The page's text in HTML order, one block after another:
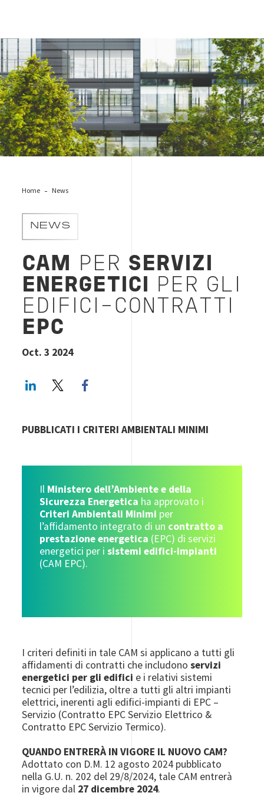
building-sustainability
Home News
NEWS
CAM PER SERVIZI
ENERGETICI
PER GLI
EDIFICI-CONTRATTI
EPC
Oct. 3 2024
LinkedInTwitter
PUBBLICATI I CRITERI AMBIENTALI MINIMI
Il Ministero dell’Ambiente e della
Sicurezza Energetica ha approvato i
Criteri Ambientali Minimi per
l’affidamento integrato di un contratto a
prestazione energetica (EPC) di servizi
energetici per isistemi edifici-impianti
(CAM EPC).
I criteri definiti in tale CAM si applicano a tutti gli
affidamenti di contratti che includonoservizi
energetici per gli edifici e i relativi sistemi
tecnici per l’edilizia, oltre a tutti gli altri impianti
elettrici, inerenti agli edifici-impianti di EPC –
Servizio (Contratto EPC Servizio Elettrico &
Contratto EPC Servizio Termico).
QUANDO ENTRERÀ IN VIGORE IL NUOVO CAM?
Adottato con D.M. 12 agosto 2024 pubblicato
nella G.U. n. 202 del 29/8/2024, tale CAM entrerà
in vigore dal 27 dicembre 2024.